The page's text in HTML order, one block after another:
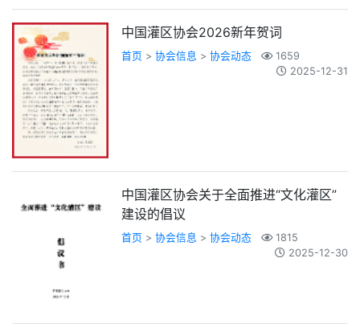
中国灌区协会2026新年贺词
首页 > 协会信息 > 协会动态
1659
2025-12-31
中国灌区协会关于全面推进“文化灌区”
建设的倡议
首页 > 协会信息 > 协会动态
1815
2025-12-30